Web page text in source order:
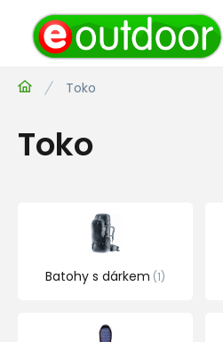
Toko
Toko
Batohy s dárkem 1